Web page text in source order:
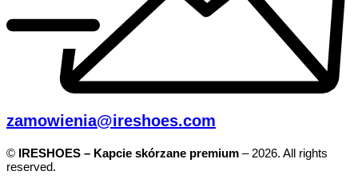
zamowienia@ireshoes.com
© IRESHOES – Kapcie skórzane premium – 2026. All rights
reserved.